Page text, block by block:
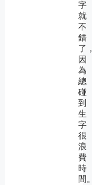
字
就
不
錯
了，
因
為
總
碰
到
生
字
很
浪
費
時
間。